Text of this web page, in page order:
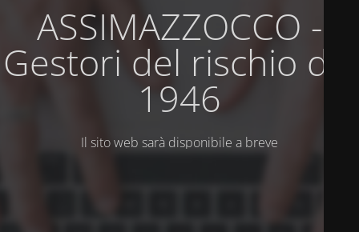
ASSIMAZZOCCO -
Gestori del rischio dal
1946
Il sito web sarà disponibile a breve